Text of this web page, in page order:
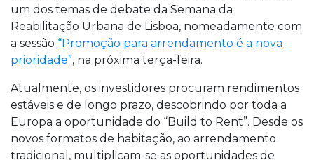
um dos temas de debate da Semana da
Reabilitação Urbana de Lisboa, nomeadamente com
a sessão “Promoção para arrendamento é a nova
prioridade”, na próxima terça-feira.
Atualmente, os investidores procuram rendimentos
estáveis e de longo prazo, descobrindo por toda a
Europa a oportunidade do “Build to Rent”. Desde os
novos formatos de habitação, ao arrendamento
tradicional, multiplicam-se as oportunidades de